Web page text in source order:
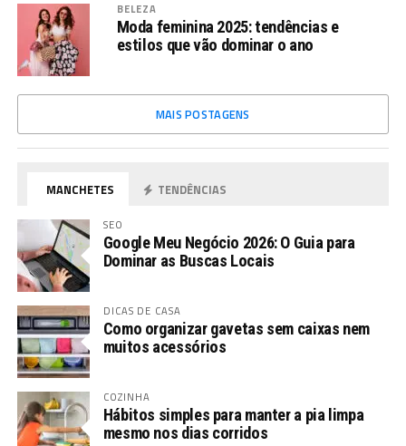
BELEZA
Moda feminina 2025: tendências e
estilos que vão dominar o ano
MAIS POSTAGENS
MANCHETES TENDÊNCIAS
SEO
Google Meu Negócio 2026: O Guia para
Dominar as Buscas Locais
DICAS DE CASA
Como organizar gavetas sem caixas nem
muitos acessórios
COZINHA
Hábitos simples para manter a pia limpa
mesmo nos dias corridos